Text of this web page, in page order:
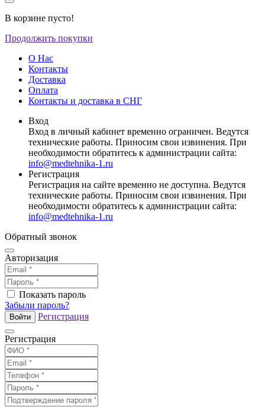
В корзине пусто!
Продолжить покупки
О Нас
Контакты
Доставка
Оплата
Контакты и доставка в СНГ
Вход
Вход в личный кабинет временно ограничен. Ведутся
технические работы. Приносим свои извинения. При
необходимости обратитесь к администрации сайта:
info@medtehnika-1.ru
Регистрация
Регистрация на сайте временно не доступна. Ведутся
технические работы. Приносим свои извинения. При
необходимости обратитесь к администрации сайта:
info@medtehnika-1.ru
Обратный звонок
Авторизация
Показать пароль
Забыли пароль?
Войти Регистрация
Регистрация